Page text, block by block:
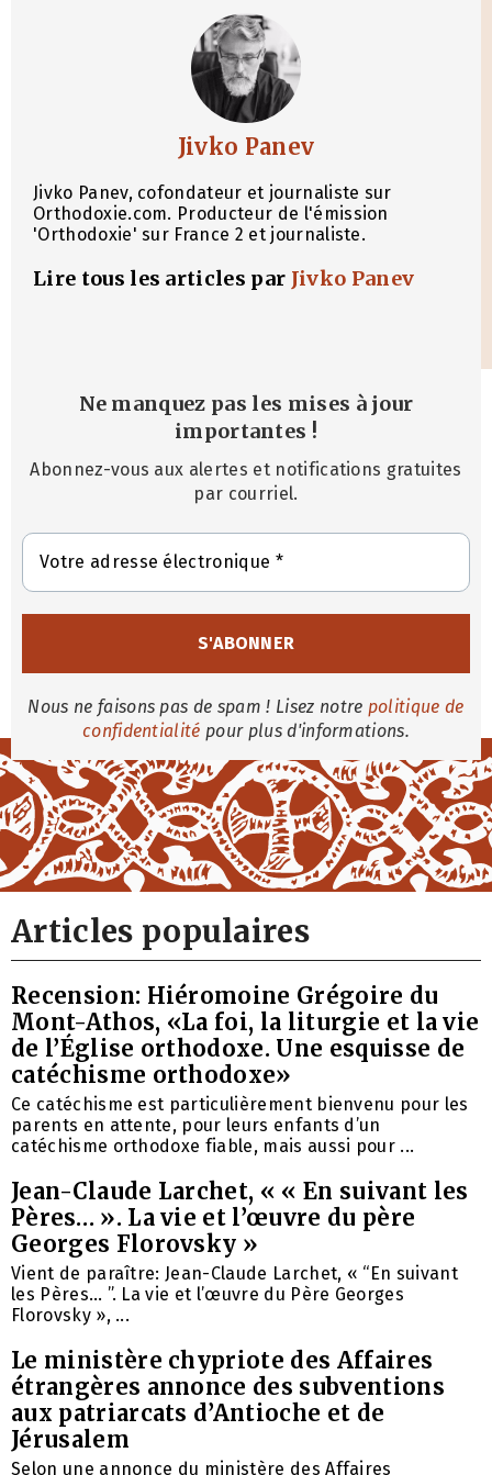
Jivko Panev
Jivko Panev, cofondateur et journaliste sur
Orthodoxie.com. Producteur de l'émission
'Orthodoxie' sur France 2 et journaliste.
Lire tous les articles par Jivko Panev
Ne manquez pas les mises à jour
importantes !
Abonnez-vous aux alertes et notifications gratuites
par courriel.
Nous ne faisons pas de spam ! Lisez notre politique de
confidentialité pour plus d'informations.
Articles populaires
Recension: Hiéromoine Grégoire du
Mont-Athos, «La foi, la liturgie et la vie
de l’Église orthodoxe. Une esquisse de
catéchisme orthodoxe»
Ce catéchisme est particulièrement bienvenu pour les
parents en attente, pour leurs enfants d’un
catéchisme orthodoxe fiable, mais aussi pour ...
Jean-Claude Larchet, « « En suivant les
Pères… ». La vie et l’œuvre du père
Georges Florovsky »
Vient de paraître: Jean-Claude Larchet, « “En suivant
les Pères… ”. La vie et l’œuvre du Père Georges
Florovsky », ...
Le ministère chypriote des Affaires
étrangères annonce des subventions
aux patriarcats d’Antioche et de
Jérusalem
Selon une annonce du ministère des Affaires